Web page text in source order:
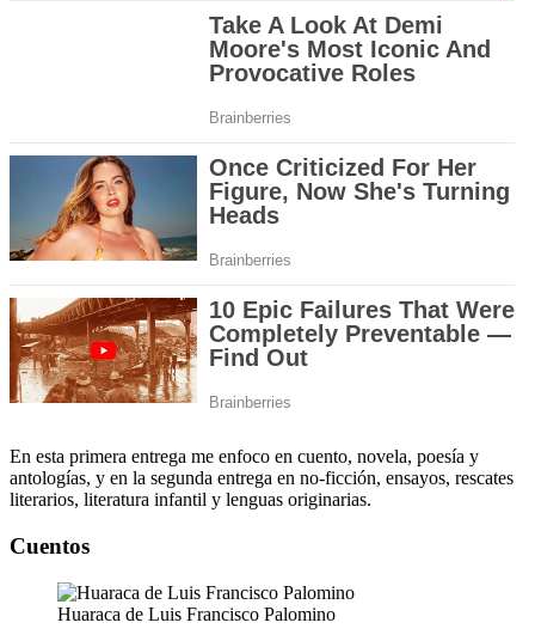
En esta primera entrega me enfoco en cuento, novela, poesía y
antologías, y en la segunda entrega en no-ficción, ensayos, rescates
literarios, literatura infantil y lenguas originarias.
Cuentos
Huaraca de Luis Francisco Palomino